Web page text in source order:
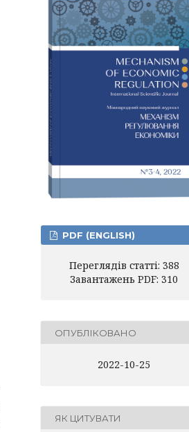
PDF (ENGLISH)
Переглядів статті: 388
Завантажень PDF: 310
ОПУБЛІКОВАНО
2022-10-25
ЯК ЦИТУВАТИ